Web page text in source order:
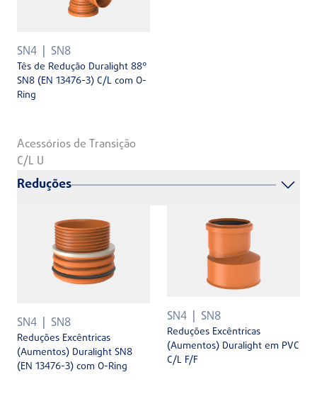
SN4 SN8
Tês de Redução Duralight 88°
SN8 (EN 13476-3) C/L com O-
Ring
Acessórios de Transição
C/L U
Reduções
SN4 SN8
Reduções Excêntricas
(Aumentos) Duralight SN8
(EN 13476-3) com O-Ring
SN4 SN8
Reduções Excêntricas
(Aumentos) Duralight em PVC
C/L F/F